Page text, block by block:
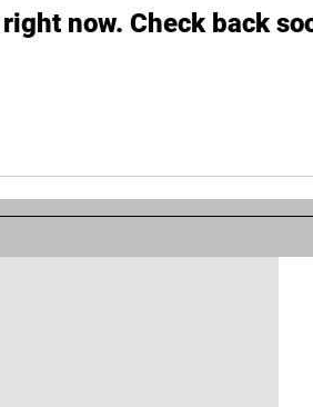
now. Check back